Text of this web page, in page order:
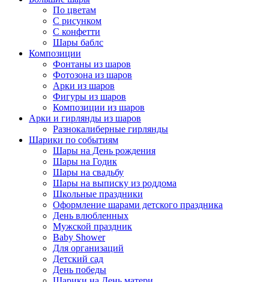
По цветам
С рисунком
С конфетти
Шары баблс
Композиции
Фонтаны из шаров
Фотозона из шаров
Арки из шаров
Фигуры из шаров
Композиции из шаров
Арки и гирлянды из шаров
Разнокалиберные гирлянды
Шарики по событиям
Шары на День рождения
Шары на Годик
Шары на свадьбу
Шары на выписку из роддома
Школьные праздники
Оформление шарами детского праздника
День влюбленных
Мужской праздник
Baby Shower
Для организаций
Детский сад
День победы